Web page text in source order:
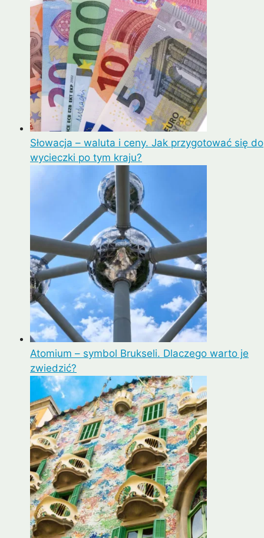
Słowacja – waluta i ceny. Jak przygotować się do
wycieczki po tym kraju?
Atomium – symbol Brukseli. Dlaczego warto je
zwiedzić?